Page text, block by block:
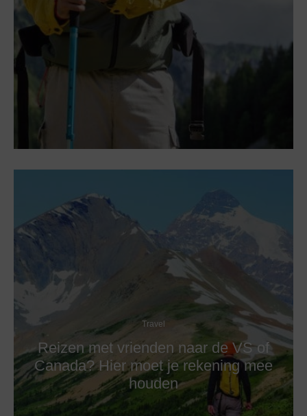
Travel
Reizen met vrienden naar de VS of
Canada? Hier moet je rekening mee
houden